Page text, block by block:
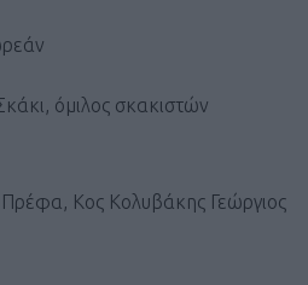
όμιλος σκακιστών
Γεώργιος